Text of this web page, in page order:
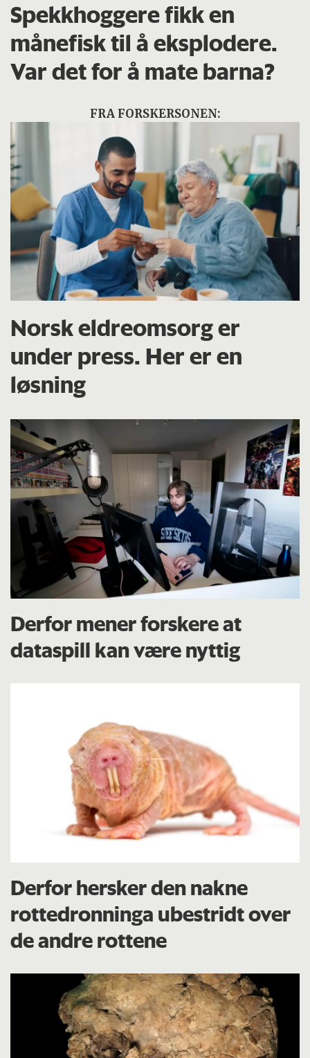
Spekkhoggere fikk en
månefisk til å eksplodere.
Var det for å mate barna?
FRA FORSKERSONEN:
Norsk eldreomsorg er
under press. Her er en
løsning
Derfor mener forskere at
dataspill kan være nyttig
Derfor hersker den nakne
rottedronninga ubestridt over
de andre rottene